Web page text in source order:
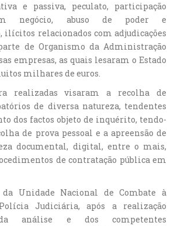
e passiva, peculato, participação
negócio, abuso de poder e
ilícitos relacionados com adjudicações
de Organismo da Administração
empresas, as quais lesaram o Estado
milhares de euros.
realizadas visaram a recolha de
de diversa natureza, tendentes
dos factos objeto de inquérito, tendo-
de prova pessoal e a apreensão de
documental, digital, entre o mais,
de contratação pública em
da Unidade Nacional de Combate à
Judiciária, após a realização
da análise e dos competentes